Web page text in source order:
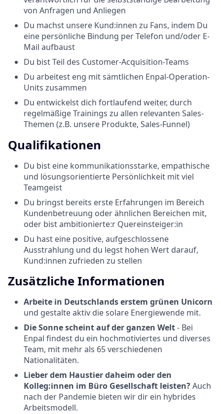
von Anfragen und Anliegen
Du machst unsere Kund:innen zu Fans, indem Du
eine persönliche Bindung per Telefon und/oder E-
Mail aufbaust
Du bist Teil des Customer-Acquisition-Teams
Du arbeitest eng mit sämtlichen Enpal-Operation-
Units zusammen
Du entwickelst dich fortlaufend weiter, durch
regelmäßige Trainings zu allen relevanten Sales-
Themen (z.B. unsere Produkte, Sales-Funnel)
Qualifikationen
Du bist eine kommunikationsstarke, empathische
und lösungsorientierte Persönlichkeit mit viel
Teamgeist
Du bringst bereits erste Erfahrungen im Bereich
Kundenbetreuung oder ähnlichen Bereichen mit,
oder bist ambitionierte:r Quereinsteiger:in
Du hast eine positive, aufgeschlossene
Ausstrahlung und du legst hohen Wert darauf,
Kund:innen zufrieden zu stellen
Zusätzliche Informationen
Arbeite in Deutschlands erstem grünen Unicorn
und gestalte aktiv die solare Energiewende mit.
Die Sonne scheint auf der ganzen Welt- Bei
Enpal findest du ein hochmotiviertes und diverses
Team, mit mehr als 65 verschiedenen
Nationalitäten.
Lieber dem Haustier daheim oder den
Kolleg:innen im Büro Gesellschaft leisten?Auch
nach der Pandemie bieten wir dir ein hybrides
Arbeitsmodell.